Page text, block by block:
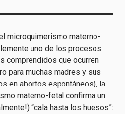
microquimerismo materno-
uno de los procesos
comprendidos que ocurren
para muchas madres y sus
en abortos espontáneos), la
materno-fetal confirma un
“cala hasta los huesos”: